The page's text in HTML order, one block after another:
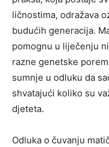
ličnostima, odražava
budućih generacija.
pomognu u liječenju
razne genetske
sumnje u odluku da
shvatajući koliko su
djeteta.
Odluka o čuvanju